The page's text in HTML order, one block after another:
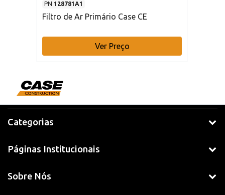
PN 128781A1
Filtro de Ar Primário Case CE
Ver Preço
Categorias
Páginas Institucionais
Sobre Nós